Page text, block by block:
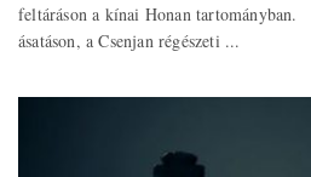
feltáráson a kínai Honan
ásatáson, a Csenjan régészeti ...